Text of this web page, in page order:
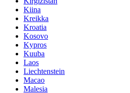
Kiina
Kreikka
Kroatia
Kosovo
Kypros
Kuuba
Laos
Liechtenstein
Macao
Malesia